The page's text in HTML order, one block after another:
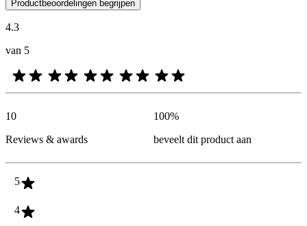
Productbeoordelingen begrijpen
4.3
van 5
10
Reviews & awards
100%
beveelt dit product aan
5
4